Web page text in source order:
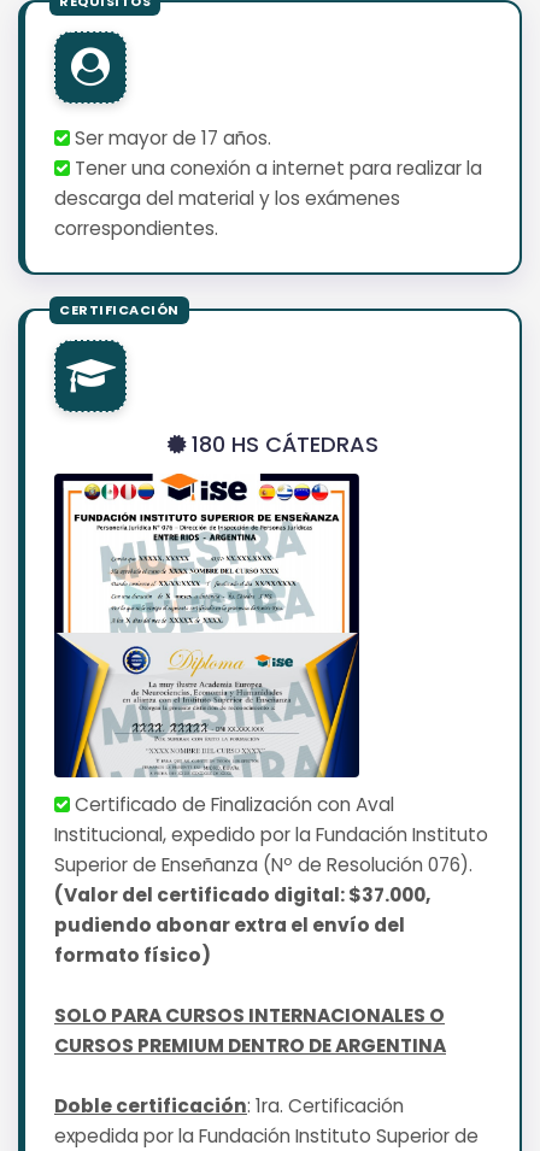
Ser mayor de 17 años.
Tener una conexión a internet para realizar la
descarga del material y los exámenes
correspondientes.
180 HS CÁTEDRAS
Certificado de Finalización con Aval
Institucional, expedido por la Fundación Instituto
Superior de Enseñanza (Nº de Resolución 076).
(Valor del certificado digital: $37.000,
pudiendo abonar extra el envío del
formato físico)
SOLO PARA CURSOS INTERNACIONALES O
CURSOS PREMIUM DENTRO DE ARGENTINA
Doble certificación: 1ra. Certificación
expedida por la Fundación Instituto Superior de